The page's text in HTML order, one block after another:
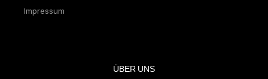
Impressum
ÜBER UNS